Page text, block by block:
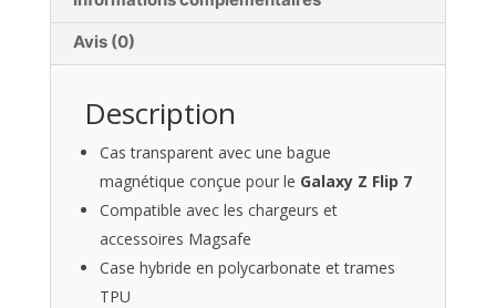
Magasin
officiel
Ringke
Avis (0)
Description
Cas transparent avec une bague
magnétique conçue pour le Galaxy Z Flip 7
Compatible avec les chargeurs et
accessoires Magsafe
Case hybride en polycarbonate et trames
TPU